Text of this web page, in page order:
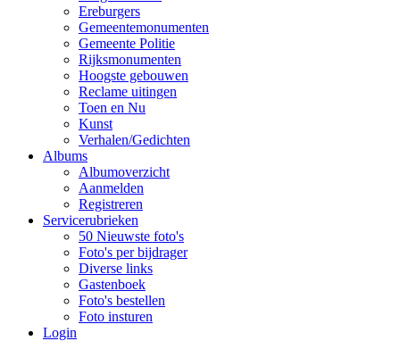
Ereburgers
Gemeentemonumenten
Gemeente Politie
Rijksmonumenten
Hoogste gebouwen
Reclame uitingen
Toen en Nu
Kunst
Verhalen/Gedichten
Albums
Albumoverzicht
Aanmelden
Registreren
Servicerubrieken
50 Nieuwste foto's
Foto's per bijdrager
Diverse links
Gastenboek
Foto's bestellen
Foto insturen
Login